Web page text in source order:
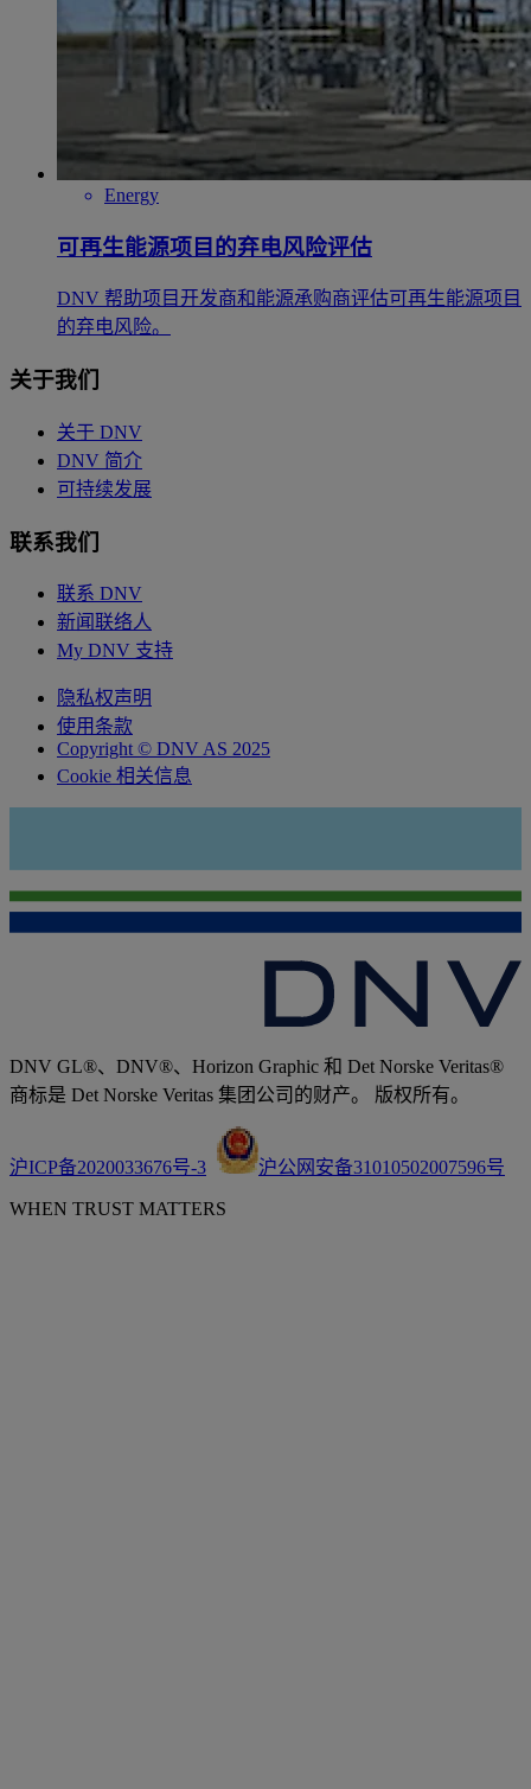
Energy
可再生能源项目的弃电风险评估
DNV 帮助项目开发商和能源承购商评估可再生能源项目
的弃电风险。
关于我们
关于 DNV
DNV 简介
可持续发展
联系我们
联系 DNV
新闻联络人
My DNV 支持
隐私权声明
使用条款
Copyright © DNV AS 2025
Cookie 相关信息
DNV GL®、DNV®、Horizon Graphic 和 Det Norske Veritas®
商标是 Det Norske Veritas 集团公司的财产。 版权所有。
沪ICP备2020033676号-3 沪公网安备31010502007596号
WHEN TRUST MATTERS